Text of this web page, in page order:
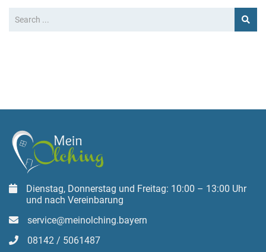
Dienstag, Donnerstag und Freitag: 10:00 – 13:00 Uhr
und nach Vereinbarung
service@meinolching.bayern
08142 / 5061487